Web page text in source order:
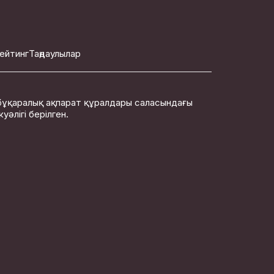
Таңдаулылар
ақпарат құралдары саласындағы
берілген.